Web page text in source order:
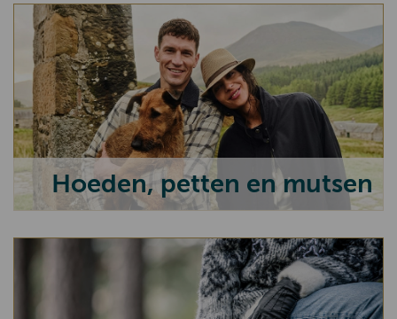
Hoeden, petten en mutsen